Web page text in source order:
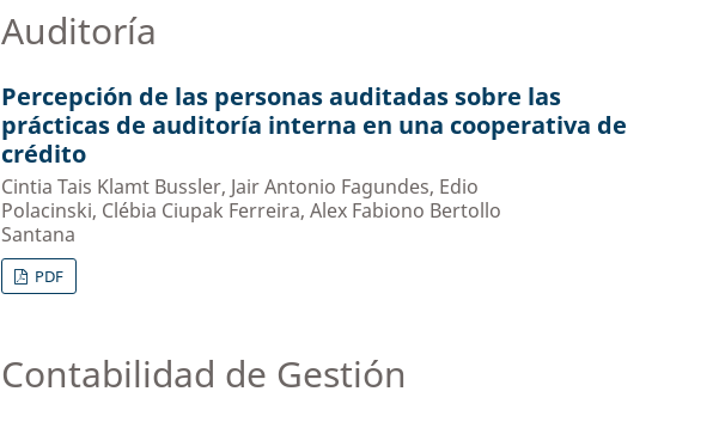
Auditoría
Percepción de las personas auditadas sobre las
prácticas de auditoría interna en una cooperativa de
crédito
Cintia Tais Klamt Bussler, Jair Antonio Fagundes, Edio
Polacinski, Clébia Ciupak Ferreira, Alex Fabiono Bertollo
Santana
PDF
Contabilidad de Gestión